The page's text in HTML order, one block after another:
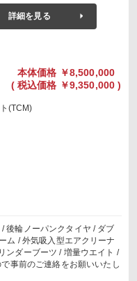
詳細を見る
本体価格 ￥8,500,000
( 税込価格 ￥9,350,000 )
(TCM)
後輪ノーパンクタイヤ / ダブ
ム / 外気吸入型エアクリーナ
ンダーブーツ / 増量ウエイト /
事前のご連絡をお願いいたし